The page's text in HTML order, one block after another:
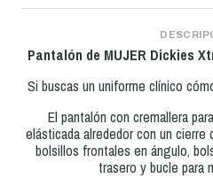
Pantalón de MUJER Dickies
Si buscas un uniforme clínico
El pantalón con cremallera
elásticada alrededor con un
bolsillos frontales en ángulo,
trasero y bucle para